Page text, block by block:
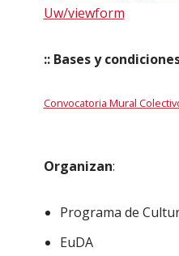
Uw/viewform
:: Bases y
Convocatoria Mural
Organizan:
Programa de
EuDA